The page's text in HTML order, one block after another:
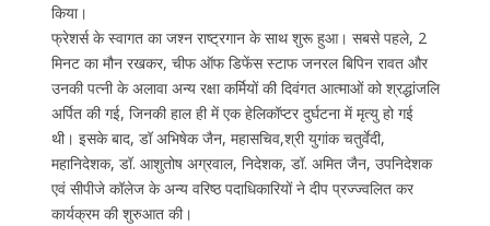
किया।
फ्रेशर्स के स्वागत का जश्न राष्ट्रगान के साथ शुरू हुआ। सबसे पहले, 2
मिनट का मौन रखकर, चीफ ऑफ डिफेंस स्टाफ जनरल बिपिन रावत और
उनकी पत्नी के अलावा अन्य रक्षा कर्मियों की दिवंगत आत्माओं को श्रद्धांजलि
अर्पित की गई, जिनकी हाल ही में एक हेलिकॉप्टर दुर्घटना में मृत्यु हो गई
थी। इसके बाद, डॉ अभिषेक जैन, महासचिव,श्री युगांक चतुर्वेदी,
महानिदेशक, डॉ. आशुतोष अग्रवाल, निदेशक, डॉ. अमित जैन, उपनिदेशक
एवं सीपीजे कॉलेज के अन्य वरिष्ठ पदाधिकारियों ने दीप प्रज्ज्वलित कर
कार्यक्रम की शुरुआत की।